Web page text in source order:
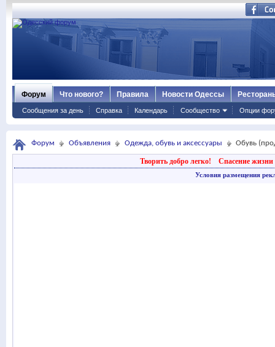
Форум
Сообщения за день Справка Календарь Сообщество Опции
Что нового? Правила Новости Одессы
Форум Объявления Одежда, обувь и аксессуары Обувь
Творить добро легко! Спасение жизни
Условия размещения